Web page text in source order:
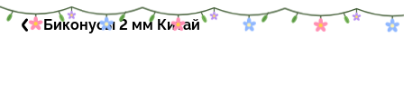
Биконусы 2 мм Китай